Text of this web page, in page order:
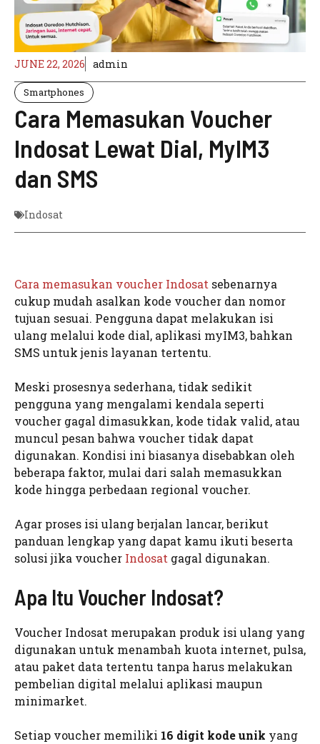
JUNE 22, 2026 admin
Smartphones
Cara Memasukan Voucher
Indosat Lewat Dial, MyIM3
dan SMS
Indosat
Cara memasukan voucher Indosat sebenarnya
cukup mudah asalkan kode voucher dan nomor
tujuan sesuai. Pengguna dapat melakukan isi
ulang melalui kode dial, aplikasi myIM3, bahkan
SMS untuk jenis layanan tertentu.
Meski prosesnya sederhana, tidak sedikit
pengguna yang mengalami kendala seperti
voucher gagal dimasukkan, kode tidak valid, atau
muncul pesan bahwa voucher tidak dapat
digunakan. Kondisi ini biasanya disebabkan oleh
beberapa faktor, mulai dari salah memasukkan
kode hingga perbedaan regional voucher.
Agar proses isi ulang berjalan lancar, berikut
panduan lengkap yang dapat kamu ikuti beserta
solusi jika voucher Indosat gagal digunakan.
Apa Itu Voucher Indosat?
Voucher Indosat merupakan produk isi ulang yang
digunakan untuk menambah kuota internet, pulsa,
atau paket data tertentu tanpa harus melakukan
pembelian digital melalui aplikasi maupun
minimarket.
Setiap voucher memiliki 16 digit kode unik yang